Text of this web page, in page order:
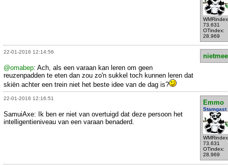
73.631
OTindex:
28.969
22-01-2016 12:14:56
@omabep: Ach, als een varaan kan leren om geen
reuzenpadden te eten dan zou zo'n sukkel toch kunnen leren dat
skiën achter een trein niet het beste idee van de dag is?
22-01-2016 12:16:51
Emmo
Stamgast
73.631
OTindex:
28.969
SamuiAxe: Ik ben er niet van overtuigd dat deze persoon het
intelligentieniveau van een varaan benaderd.